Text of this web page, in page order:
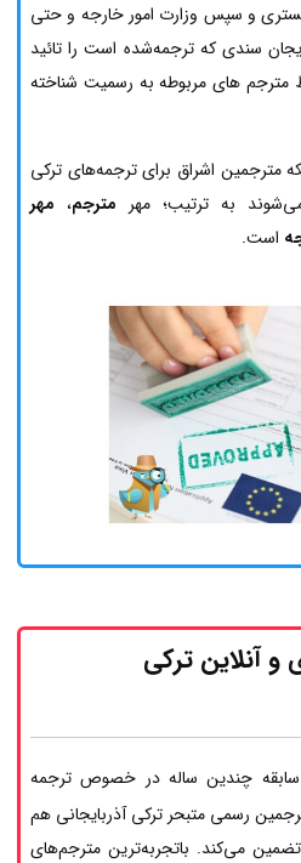
و سپس وزارت امور خارجه و حتی
سندی که ترجمه‌شده است را تائید
مترجم های مربوطه به رسمیت شناخته
مترجمین اشراق برای ترجمه‌های ترکی
به ترتیب؛ مهر مترجم، مهر
است.
آنلاین ترکی
سابقه چندین ساله در خصوص ترجمه
رسمی متبحر ترکی آذربایجانی هم
می‌کند. باتجربه‌ترین مترجم‌های